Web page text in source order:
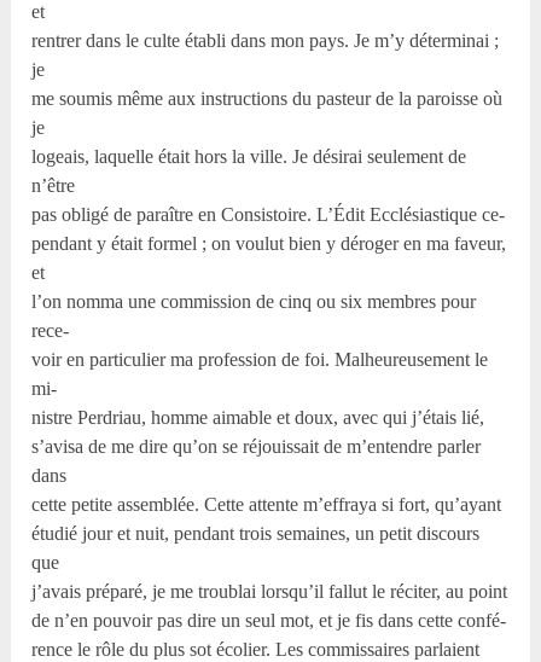
et
rentrer dans le culte établi dans mon pays. Je m’y déterminai ;
je
me soumis même aux instructions du pasteur de la paroisse où
je
logeais, laquelle était hors la ville. Je désirai seulement de
n’être
pas obligé de paraître en Consistoire. L’Édit Ecclésiastique ce-
pendant y était formel ; on voulut bien y déroger en ma faveur,
et
l’on nomma une commission de cinq ou six membres pour
rece-
voir en particulier ma profession de foi. Malheureusement le
mi-
nistre Perdriau, homme aimable et doux, avec qui j’étais lié,
s’avisa de me dire qu’on se réjouissait de m’entendre parler
dans
cette petite assemblée. Cette attente m’effraya si fort, qu’ayant
étudié jour et nuit, pendant trois semaines, un petit discours
que
j’avais préparé, je me troublai lorsqu’il fallut le réciter, au point
de n’en pouvoir pas dire un seul mot, et je fis dans cette confé-
rence le rôle du plus sot écolier. Les commissaires parlaient